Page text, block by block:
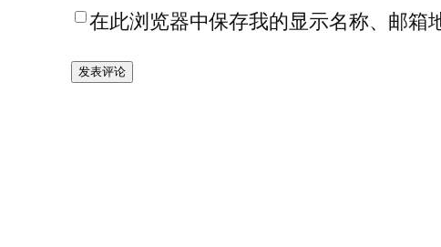
在此浏览器中保存我的显示名称、邮箱